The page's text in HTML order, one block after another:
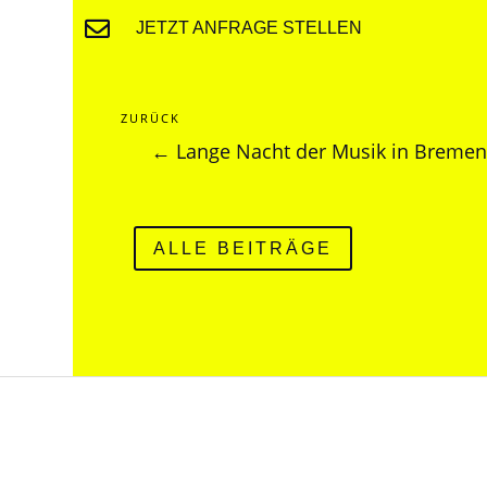
 JETZT ANFRAGE STELLEN
ZURÜCK
← Lange Nacht der Musik in Bremen
ALLE BEITRÄGE